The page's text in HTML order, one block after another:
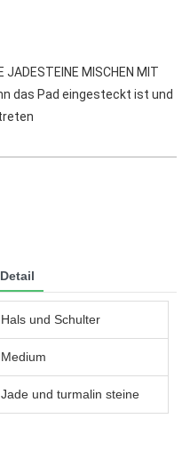
MISCHEN MIT
das Pad eingesteckt ist und
Hals und Schulter
Medium
Jade und turmalin steine